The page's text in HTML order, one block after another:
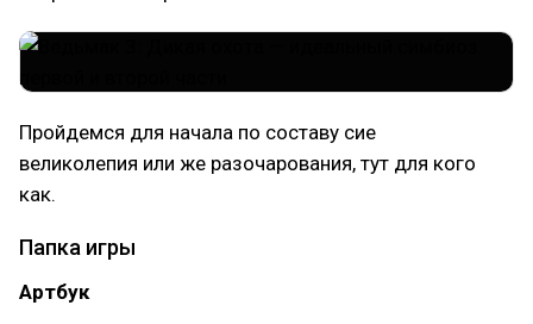
Пройдемся для начала по составу сие
великолепия или же разочарования, тут для кого
как.
Папка игры
Артбук